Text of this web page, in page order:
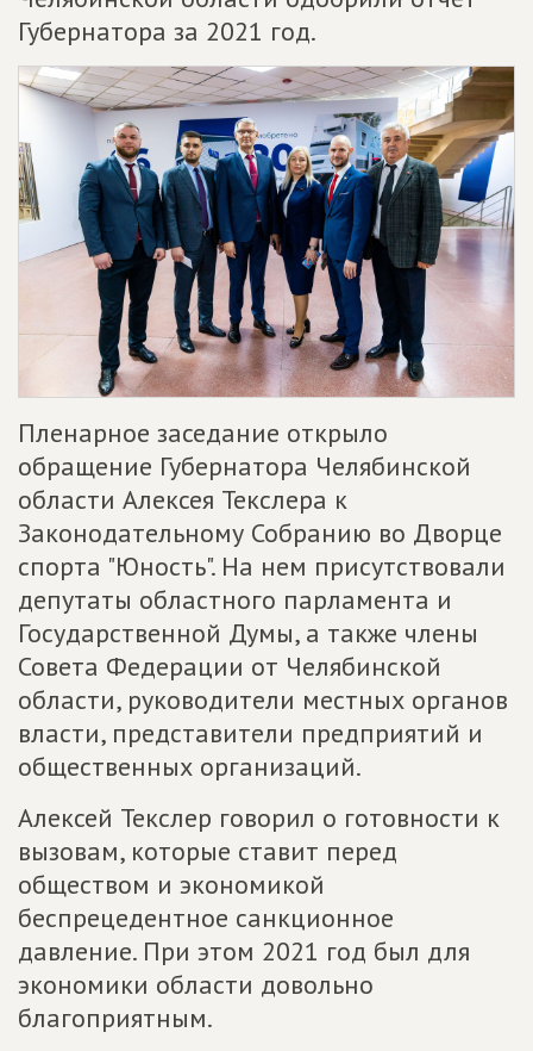
Губернатора за 2021 год.
Пленарное заседание открыло
обращение Губернатора Челябинской
области Алексея Текслера к
Законодательному Собранию во Дворце
спорта "Юность". На нем присутствовали
депутаты областного парламента и
Государственной Думы, а также члены
Совета Федерации от Челябинской
области, руководители местных органов
власти, представители предприятий и
общественных организаций.
Алексей Текслер говорил о готовности к
вызовам, которые ставит перед
обществом и экономикой
беспрецедентное санкционное
давление. При этом 2021 год был для
экономики области довольно
благоприятным.